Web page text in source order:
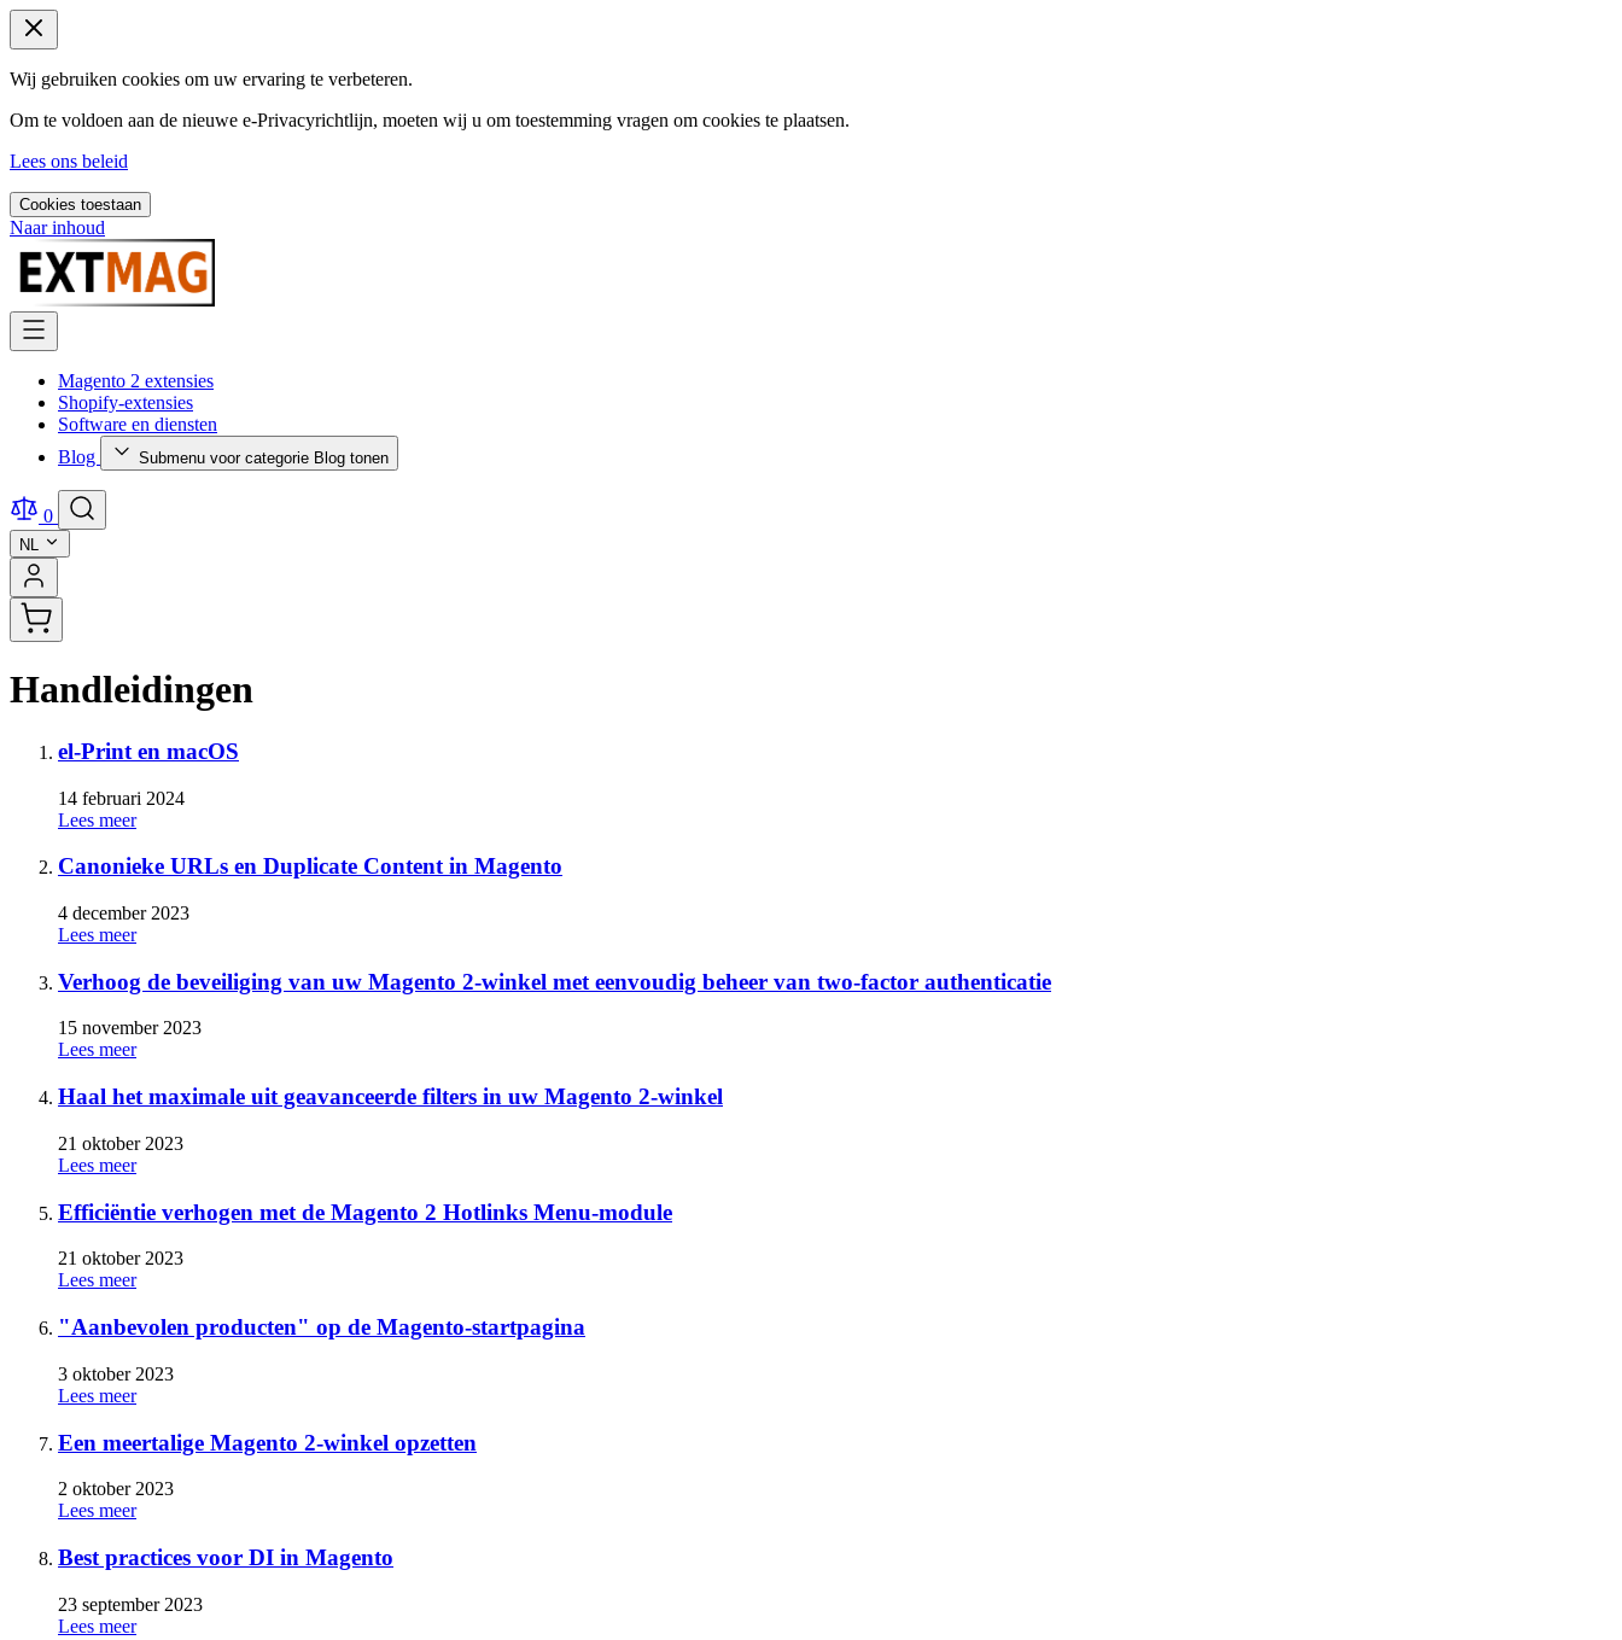
Wij gebruiken cookies om uw ervaring te verbeteren.
Om te voldoen aan de nieuwe e-Privacyrichtlijn, moeten wij u om toestemming vragen om cookies te plaatsen.
Lees ons beleid
Cookies toestaan
Naar inhoud
Magento 2 extensies
Shopify-extensies
Software en diensten
Blog
Submenu voor categorie Blog tonen
0
NL
Handleidingen
el-Print en macOS
14 februari 2024
Lees meer
Canonieke URLs en Duplicate Content in Magento
4 december 2023
Lees meer
Verhoog de beveiliging van uw Magento 2-winkel met eenvoudig beheer van two-factor authenticatie
15 november 2023
Lees meer
Haal het maximale uit geavanceerde filters in uw Magento 2-winkel
21 oktober 2023
Lees meer
Efficiëntie verhogen met de Magento 2 Hotlinks Menu-module
21 oktober 2023
Lees meer
"Aanbevolen producten" op de Magento-startpagina
3 oktober 2023
Lees meer
Een meertalige Magento 2-winkel opzetten
2 oktober 2023
Lees meer
Best practices voor DI in Magento
23 september 2023
Lees meer